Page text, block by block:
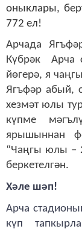
оныклары,
772 ел!
Арчада
Күбрәк Арча
йөгерә, я
Ягъфәр абый,
хезмәт юлы
күпме
ярышыннан
“Чаңгы юлы –
беркетелгән.
Хәле шәп!
Арча
күп